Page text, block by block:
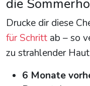
die
Drucke dir diese
für Schritt ab – so
zu strahlender
6 Monate